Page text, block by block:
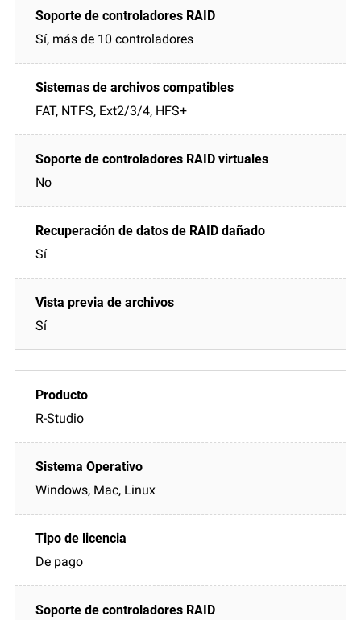
Sí, más de 10 controladores
FAT, NTFS, Ext2/3/4, HFS+
No
Sí
Sí
R-Studio
Windows, Mac, Linux
De pago